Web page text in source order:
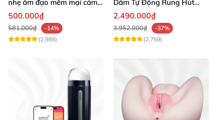
nhẹ âm đạo mềm mại cảm
giác thật
500.000₫
581.000₫
-14%
(2,988)
Dâm Tự Động Rung Hút
App Điều Khiển Xa
2.490.000₫
3.952.000₫
-37%
(2,759)